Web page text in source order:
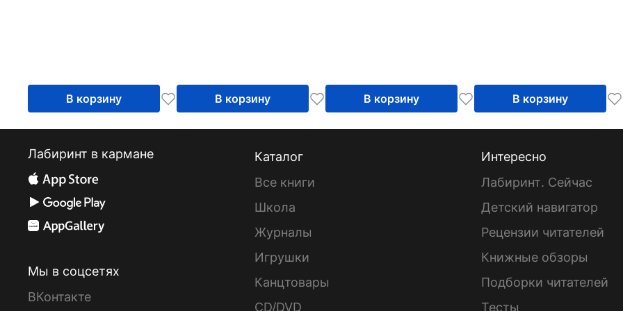
В корзину В корзину В корзину В корзину
Лабиринт в кармане
Мы в соцсетях
ВКонтакте
Каталог
Все книги
Школа
Журналы
Игрушки
Канцтовары
CD/DVD
Интересно
Лабиринт. Сейчас
Детский навигатор
Рецензии читателей
Книжные обзоры
Подборки читателей
Тесты